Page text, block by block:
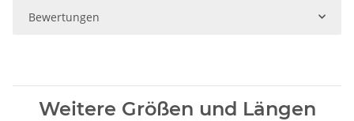
Bewertungen
Weitere Größen und Längen